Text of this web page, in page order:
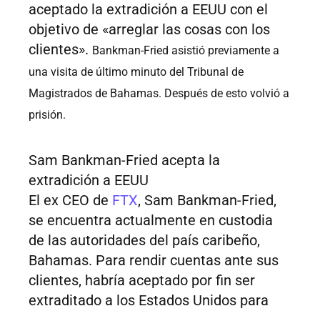
aceptado la extradición a EEUU con el
objetivo de «arreglar las cosas con los
clientes». Bankman-Fried asistió previamente a
una visita de último minuto del Tribunal de
Magistrados de Bahamas. Después de esto volvió a
prisión.
Sam Bankman-Fried acepta la
extradición a EEUU
El ex CEO de FTX, Sam Bankman-Fried,
se encuentra actualmente en custodia
de las autoridades del país caribeño,
Bahamas. Para rendir cuentas ante sus
clientes, habría aceptado por fin ser
extraditado a los Estados Unidos para